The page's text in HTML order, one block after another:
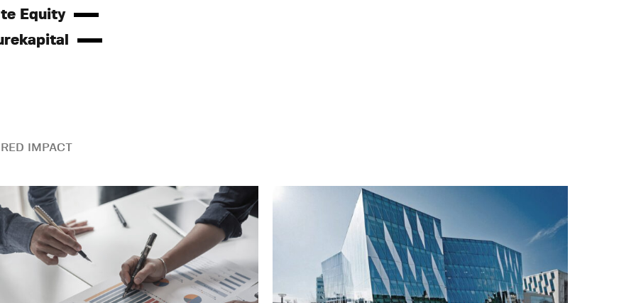
Equity
IMPACT